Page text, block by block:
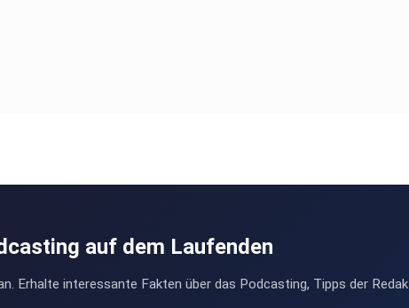
auf dem Laufenden
Erhalte interessante Fakten über das Podcasting, Tipps der